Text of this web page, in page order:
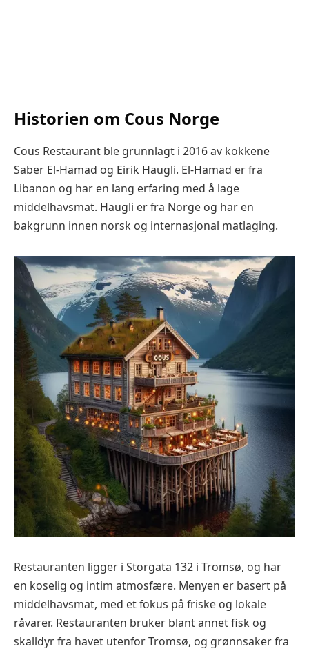
Historien om Cous Norge
Cous Restaurant ble grunnlagt i 2016 av kokkene
Saber El-Hamad og Eirik Haugli. El-Hamad er fra
Libanon og har en lang erfaring med å lage
middelhavsmat. Haugli er fra Norge og har en
bakgrunn innen norsk og internasjonal matlaging.
Restauranten ligger i Storgata 132 i Tromsø, og har
en koselig og intim atmosfære. Menyen er basert på
middelhavsmat, med et fokus på friske og lokale
råvarer. Restauranten bruker blant annet fisk og
skalldyr fra havet utenfor Tromsø, og grønnsaker fra